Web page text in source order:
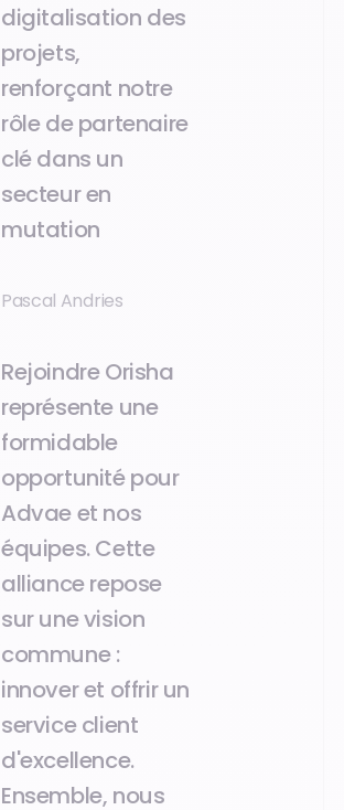
digitalisation des
projets,
renforçant notre
rôle de partenaire
clé dans un
secteur en
mutation
Pascal Andries
Rejoindre Orisha
représente une
formidable
opportunité pour
Advae et nos
équipes. Cette
alliance repose
sur une vision
commune :
innover et offrir un
service client
d'excellence.
Ensemble, nous